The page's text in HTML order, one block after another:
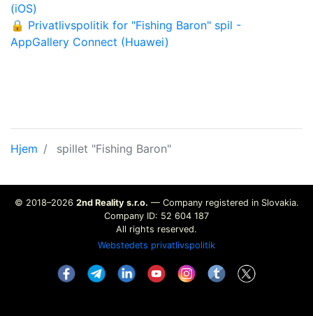
(iOS)
🔒 Privatlivspolitik for "Fishing Baron" spil -
AppGallery Connect (Huawei)
Hjem spillet "Fishing Baron"
© 2018–2026 2nd Reality s.r.o. — Company registered in Slovakia.
Company ID: 52 604 187
All rights reserved.
Webstedets privatlivspolitik